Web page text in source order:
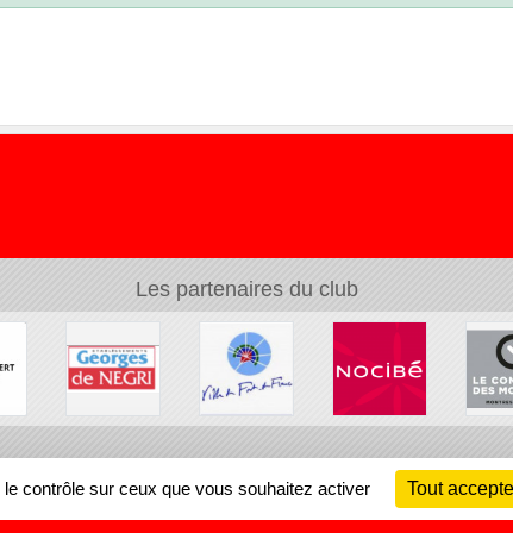
Les partenaires du club
contrôle sur ceux que vous souhaitez activer Tout